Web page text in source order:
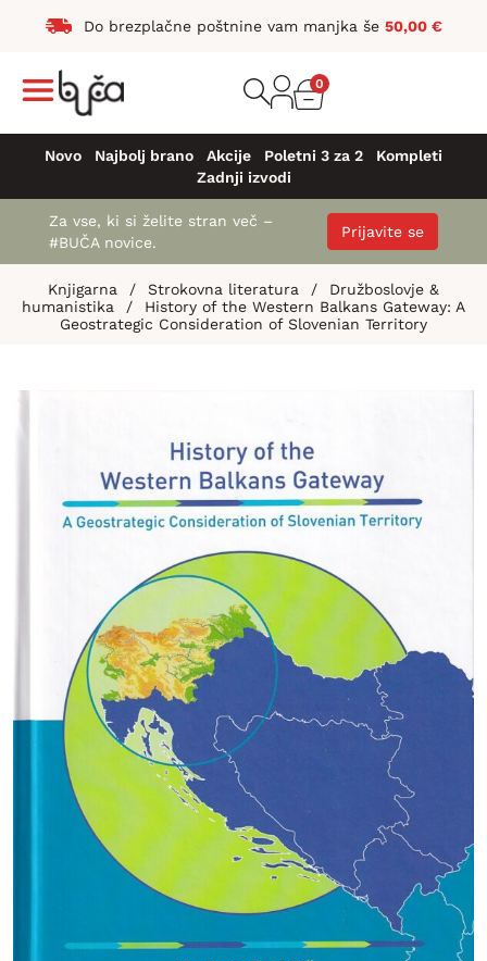
Do brezplačne poštnine vam manjka še 50,00 €
0
Novo Najbolj brano Akcije Poletni 3 za 2
Kompleti
Zadnji izvodi
Za vse, ki si želite stran več –
#BUČA novice.
Prijavite se
Knjigarna / Strokovna literatura /
Družboslovje &
humanistika
/
History of the Western Balkans Gateway: A
Geostrategic Consideration of Slovenian Territory